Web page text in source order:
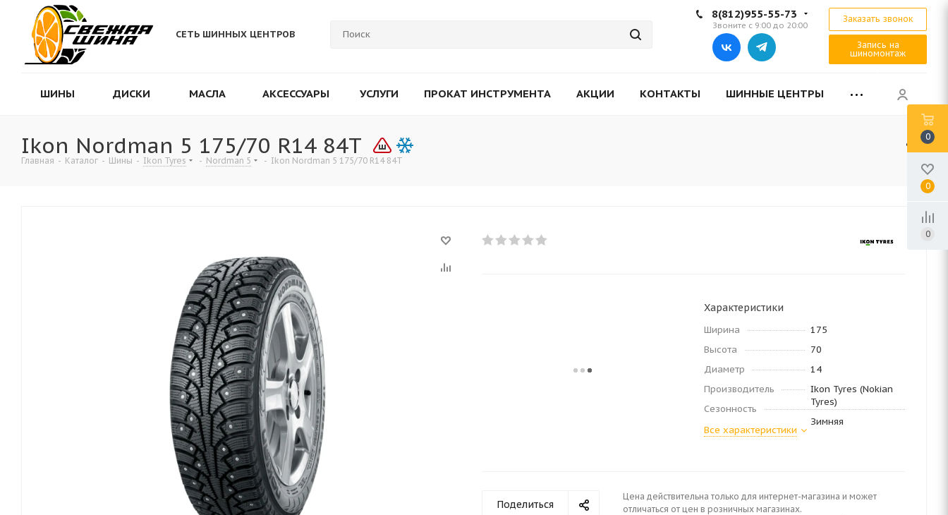
СЕТЬ ШИННЫХ ЦЕНТРОВ
8(812)955-55-73
Звоните с 9:00 до 20:00
Заказать звонок
Запись на
шиномонтаж
ШИНЫ ДИСКИ МАСЛА АКСЕССУАРЫ УСЛУГИ ПРОКАТ ИНСТРУМЕНТА АКЦИИ КОНТАКТЫ ШИННЫЕ ЦЕНТРЫ
Ikon Nordman 5 175/70 R14 84T
Главная - Каталог - Шины - Ikon Tyres - Nordman 5 - Ikon Nordman 5 175/70 R14 84T
Характеристики
Ширина
175
Высота
70
Диаметр
14
Производитель
Ikon Tyres (Nokian
Tyres)
Сезонность
Зимняя
Все характеристики
Поделиться
Цена действительна только для интернет-магазина и может
отличаться от цен в розничных магазинах.
0
0
0